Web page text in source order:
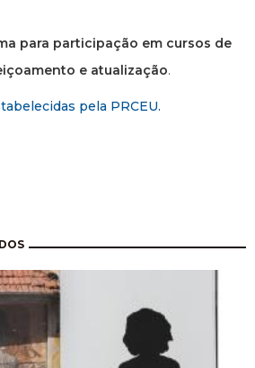
para participação em cursos de
e atualização.
pela PRCEU.